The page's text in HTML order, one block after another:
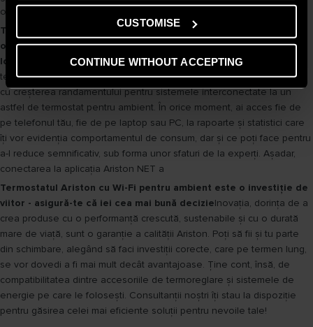
CUSTOMISE
CONTINUE WITHOUT ACCEPTING
orice moment al zilei.
Termostatele Ariston cu Wi-Fi - consultantul tău personal în
optimizarea consumului și performanței sistemelor din
locuință
Poate cea mai importantă caracteristică a produselor de
termoreglare de la Ariston nu are legătură doar cu monitorizarea, ci și
cu creșterea randamentului pentru sistemele interconectate la un
astfel de termostat pentru ambient. În orice moment, ai acces fie de
pe telefonul tău, fie de pe laptop sau PC, la rapoarte și statistici care
îți vor evidenția comportamentul de consum, dar și ce poți face pentru
a-l reduce semnificativ, sub forma unor sfaturi de la experți. Așadar,
conectarea la aplicația Ariston NET a
Termostatul Ariston cu Wi-Fi pentru ambient este o investiție de
viitor - asigură-te că iei cea mai bună decizieInovația, dorința de a
crea produse cu o performanță crescută, sustenabile și cu o durată
mare de viață, sunt o garanție a calității Ariston. Poți să fii și tu parte
din schimbare, alegând să faci investiții corecte, care pe termen lung,
se vor dovedi a fi mai mult decât avantajoase. Ține cont, însă, de
compatibilitatea dintre accesoriile de termoreglare și sistemele de
energie pe care le folosești. Consultanții noștri îți stau la dispoziție
pentru găsirea celei mai eficiente soluții pentru nevoile tale!